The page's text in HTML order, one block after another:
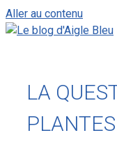
Aller au contenu
LA